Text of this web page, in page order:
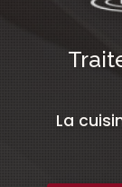
La